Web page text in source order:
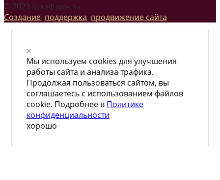
© 2023 Шкаф мечты
Создание, поддержка, продвижение сайта
Мы используем cookies для улучшения
работы сайта и анализа трафика.
Продолжая пользоваться сайтом, вы
соглашаетесь с использованием файлов
cookie. Подробнее в Политике
конфиденциальности
хорошо